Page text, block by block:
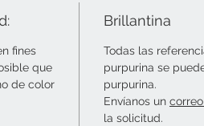
fines
que
de color
Brillantina
Todas las
purpurina se
purpurina.
Envíanos un
la solicitud.